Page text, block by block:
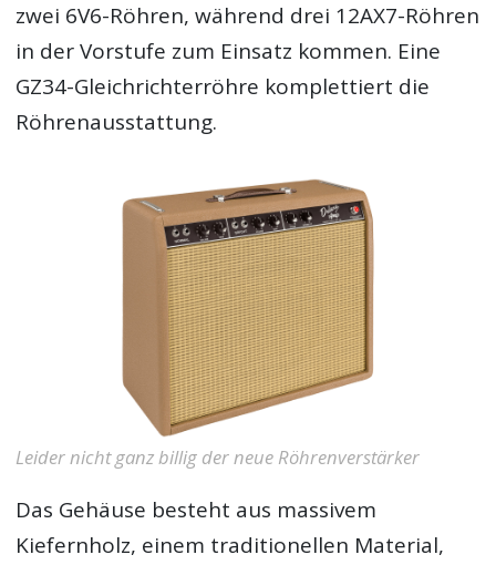
zwei 6V6-Röhren, während drei 12AX7-Röhren
in der Vorstufe zum Einsatz kommen. Eine
GZ34-Gleichrichterröhre komplettiert die
Röhrenausstattung.
Leider nicht ganz billig der neue Röhrenverstärker
Das Gehäuse besteht aus massivem
Kiefernholz, einem traditionellen Material,